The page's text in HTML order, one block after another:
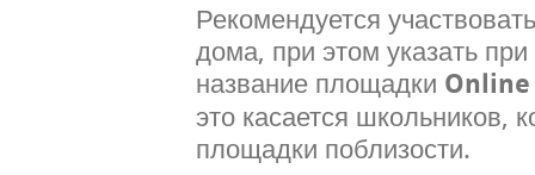
Рекомендуется
дома, при этом указать при
название площадки
это касается школьников,
площадки поблизости.